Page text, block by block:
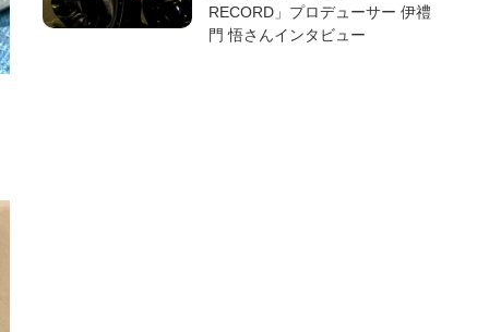
RECORD」プロデューサー 伊禮
門 悟さんインタビュー